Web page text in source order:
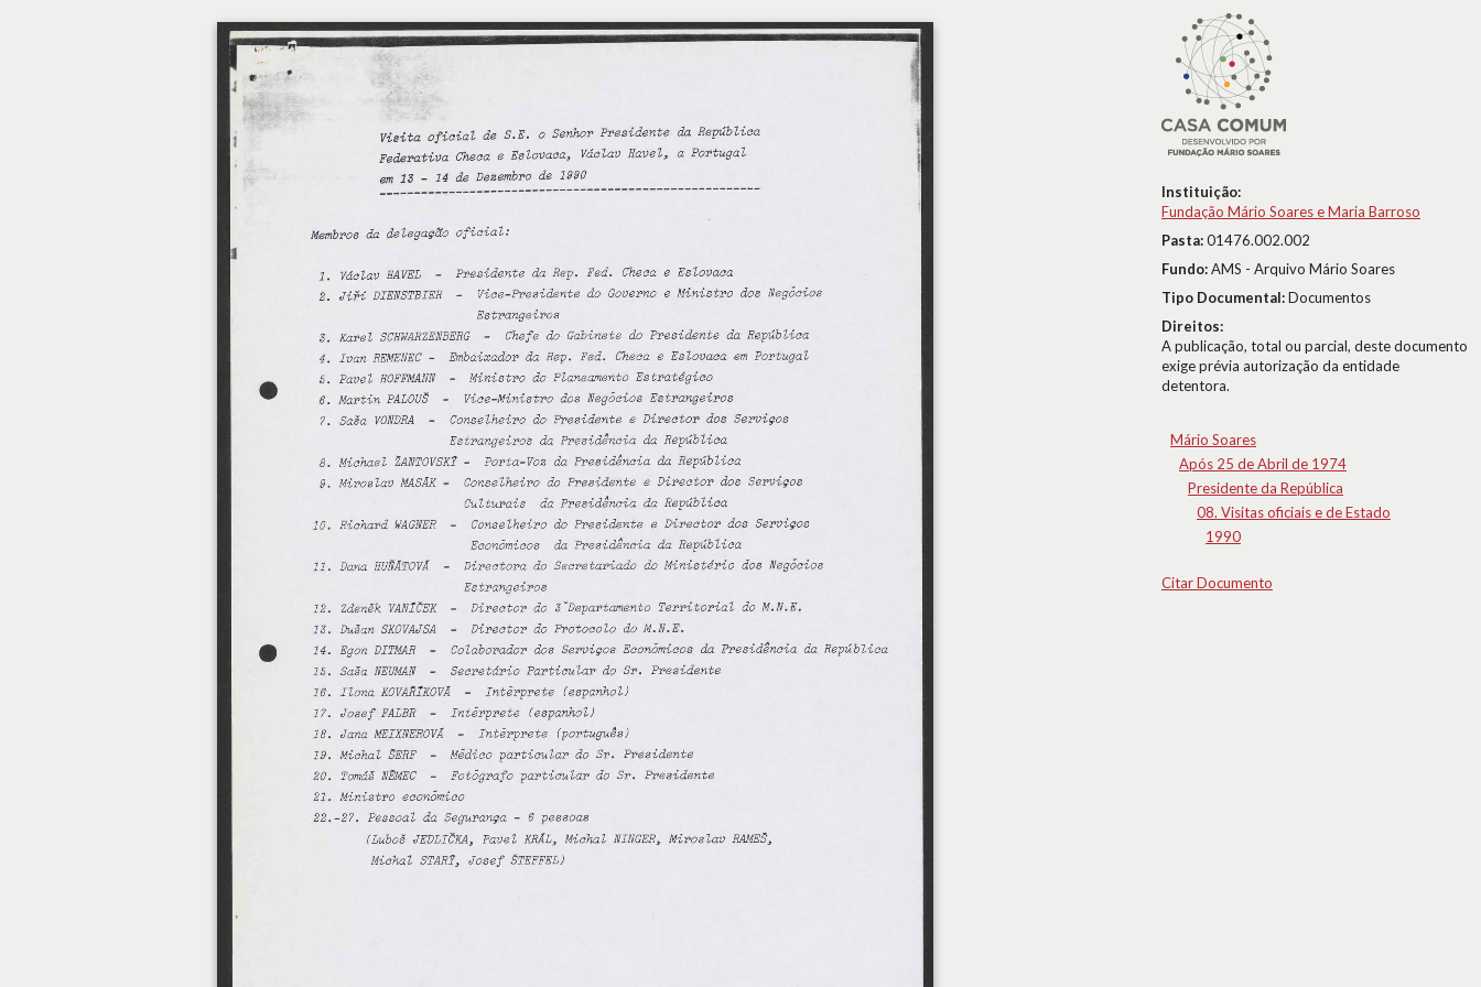
Instituição:
Fundação Mário Soares e Maria Barroso
Pasta:01476.002.002
Fundo:AMS - Arquivo Mário Soares
Tipo Documental:Documentos
Direitos:
A publicação, total ou parcial, deste documento
exige prévia autorização da entidade
detentora.
Mário Soares
Após 25 de Abril de 1974
Presidente da República
08. Visitas oficiais e de Estado
1990
Citar Documento